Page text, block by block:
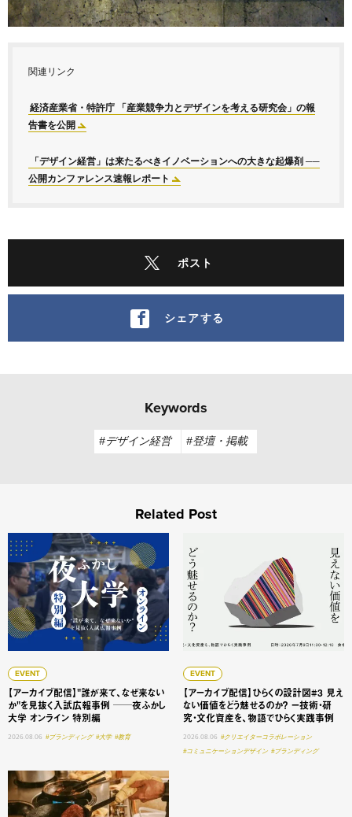
関連リンク
経済産業省・特許庁 「産業競争力とデザインを考える研究会」の報
告書を公開
「デザイン経営」は来たるべきイノベーションへの大きな起爆剤 ──
公開カンファレンス速報レポート
ポスト
シェアする
Keywords
#デザイン経営 #登壇・掲載
Related Post
EVENT
【アーカイブ配信】"誰が来て、なぜ来ない
か"を見抜く入試広報事例 ──夜ふかし
大学 オンライン 特別編
2026.08.06 #ブランディング #大学 #教育
【アーカイブ配信】"誰が来て、なぜ来ないか"を見抜く入
EVENT
【アーカイブ配信】ひらくの設計図#3 見え
ない価値をどう魅せるのか？ ー技術・研
究・文化資産を、物語でひらく実践事例
2026.08.06 #クリエイターコラボレーション
#コミュニケーションデザイン #ブランディング
見えない価値は「うまく語る」だけでは届かない 技術・研